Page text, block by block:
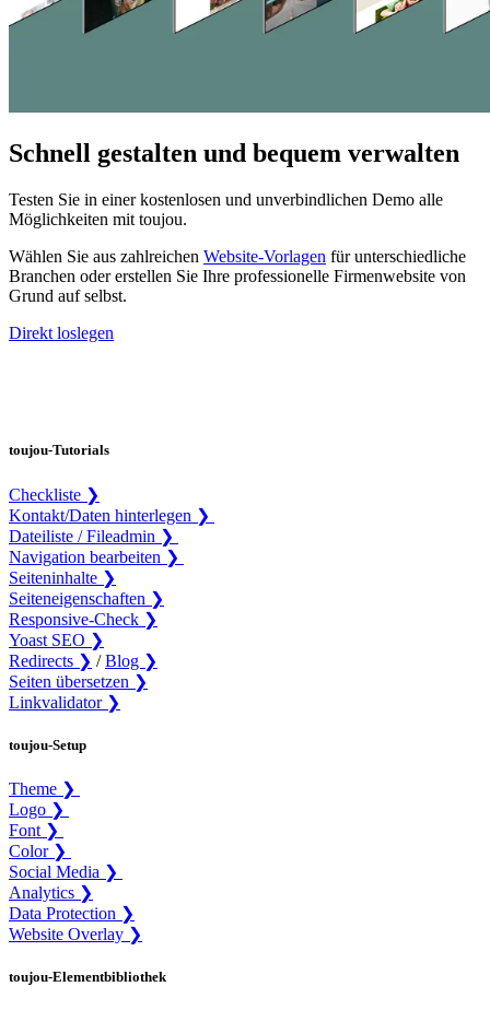
Schnell gestalten und bequem verwalten
Testen Sie in einer kostenlosen und unverbindlichen Demo alle
Möglichkeiten mit toujou.
Wählen Sie aus zahlreichen Website-Vorlagen für unterschiedliche
Branchen oder erstellen Sie Ihre professionelle Firmenwebsite von
Grund auf selbst.
Direkt loslegen
toujou-Tutorials
Checkliste ❯
Kontakt/Daten hinterlegen ❯
Dateiliste / Fileadmin ❯
Navigation bearbeiten ❯
Seiteninhalte ❯
Seiteneigenschaften ❯
Responsive-Check ❯
Yoast SEO ❯
Redirects ❯ /Blog ❯
Seiten übersetzen ❯
Linkvalidator ❯
toujou-Setup
Theme ❯
Logo ❯
Font ❯
Color ❯
Social Media ❯
Analytics ❯
Data Protection ❯
Website Overlay ❯
toujou-Elementbibliothek